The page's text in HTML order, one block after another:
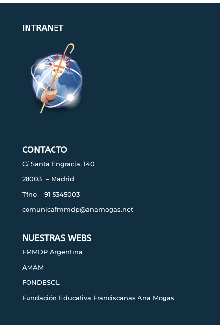
INTRANET
CONTACTO
C/ Santa Engracia, 140
28003 – Madrid
Tfno – 91 5345003
comunicafmmdp@anamogas.net
NUESTRAS WEBS
FMMDP Argentina
AMAM
FONDESOL
Fundación Educativa Franciscanas Ana Mogas